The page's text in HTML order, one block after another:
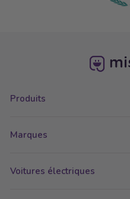
Produits
Marques
Voitures électriques